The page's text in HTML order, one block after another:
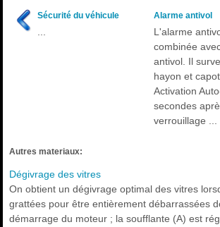
Sécurité du véhicule Alarme antivol
L'alarme
combinée
antivol. Il
hayon et
Activation
secondes
verrouillage ...
Autres materiaux:
Dégivrage des vitres
On obtient un dégivrage optimal des vitres
grattées pour être entièrement débarrassées
démarrage du moteur ; la soufflante (A) est